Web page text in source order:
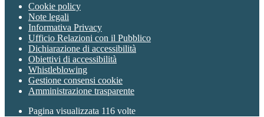
Cookie policy
Note legali
Informativa Privacy
Ufficio Relazioni con il Pubblico
Dichiarazione di accessibilità
Obiettivi di accessibilità
Whistleblowing
Gestione consensi cookie
Amministrazione trasparente
Pagina visualizzata 116 volte